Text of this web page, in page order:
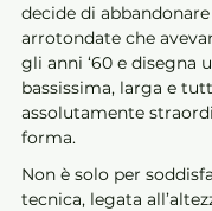
decide di
arrotondate che
gli anni ‘60 e disegna
bassissima, larga e
assolutamente
forma.
Non è solo per
tecnica, legata